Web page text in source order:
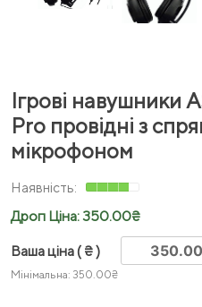
Ігрові навушники
Pro провідні з
мікрофоном
Дроп Ціна: 350.00₴
Ваша ціна( ₴ )
Мінімальна: 350.00₴